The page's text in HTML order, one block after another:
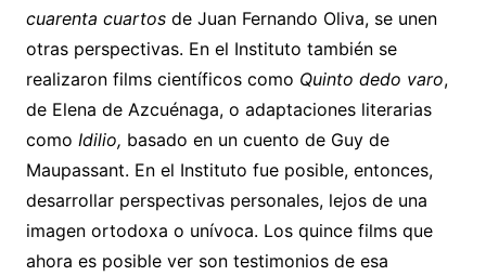
cuarenta cuartosde Juan Fernando Oliva, se unen
otras perspectivas. En el Instituto también se
realizaron films científicos como Quinto dedo varo,
de Elena de Azcuénaga, o adaptaciones literarias
como Idilio, basado en un cuento de Guy de
Maupassant. En el Instituto fue posible, entonces,
desarrollar perspectivas personales, lejos de una
imagen ortodoxa o unívoca. Los quince films que
ahora es posible ver son testimonios de esa